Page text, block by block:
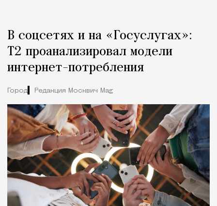
В соцсетях и на «Госуслугах»:
Т2 проанализировал модели
интернет-потребления
Город Редакция Москвич Mag